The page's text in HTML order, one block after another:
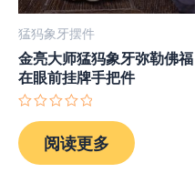
猛犸象牙摆件
金亮大师猛犸象牙弥勒佛福
在眼前挂牌手把件
评
分
0
&sol;
阅读更多